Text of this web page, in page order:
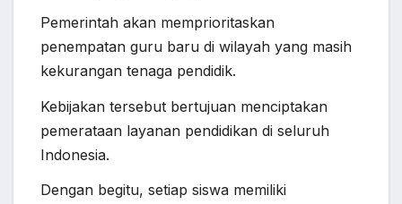
Pemerintah akan memprioritaskan
penempatan guru baru di wilayah yang masih
kekurangan tenaga pendidik.
Kebijakan tersebut bertujuan menciptakan
pemerataan layanan pendidikan di seluruh
Indonesia.
Dengan begitu, setiap siswa memiliki